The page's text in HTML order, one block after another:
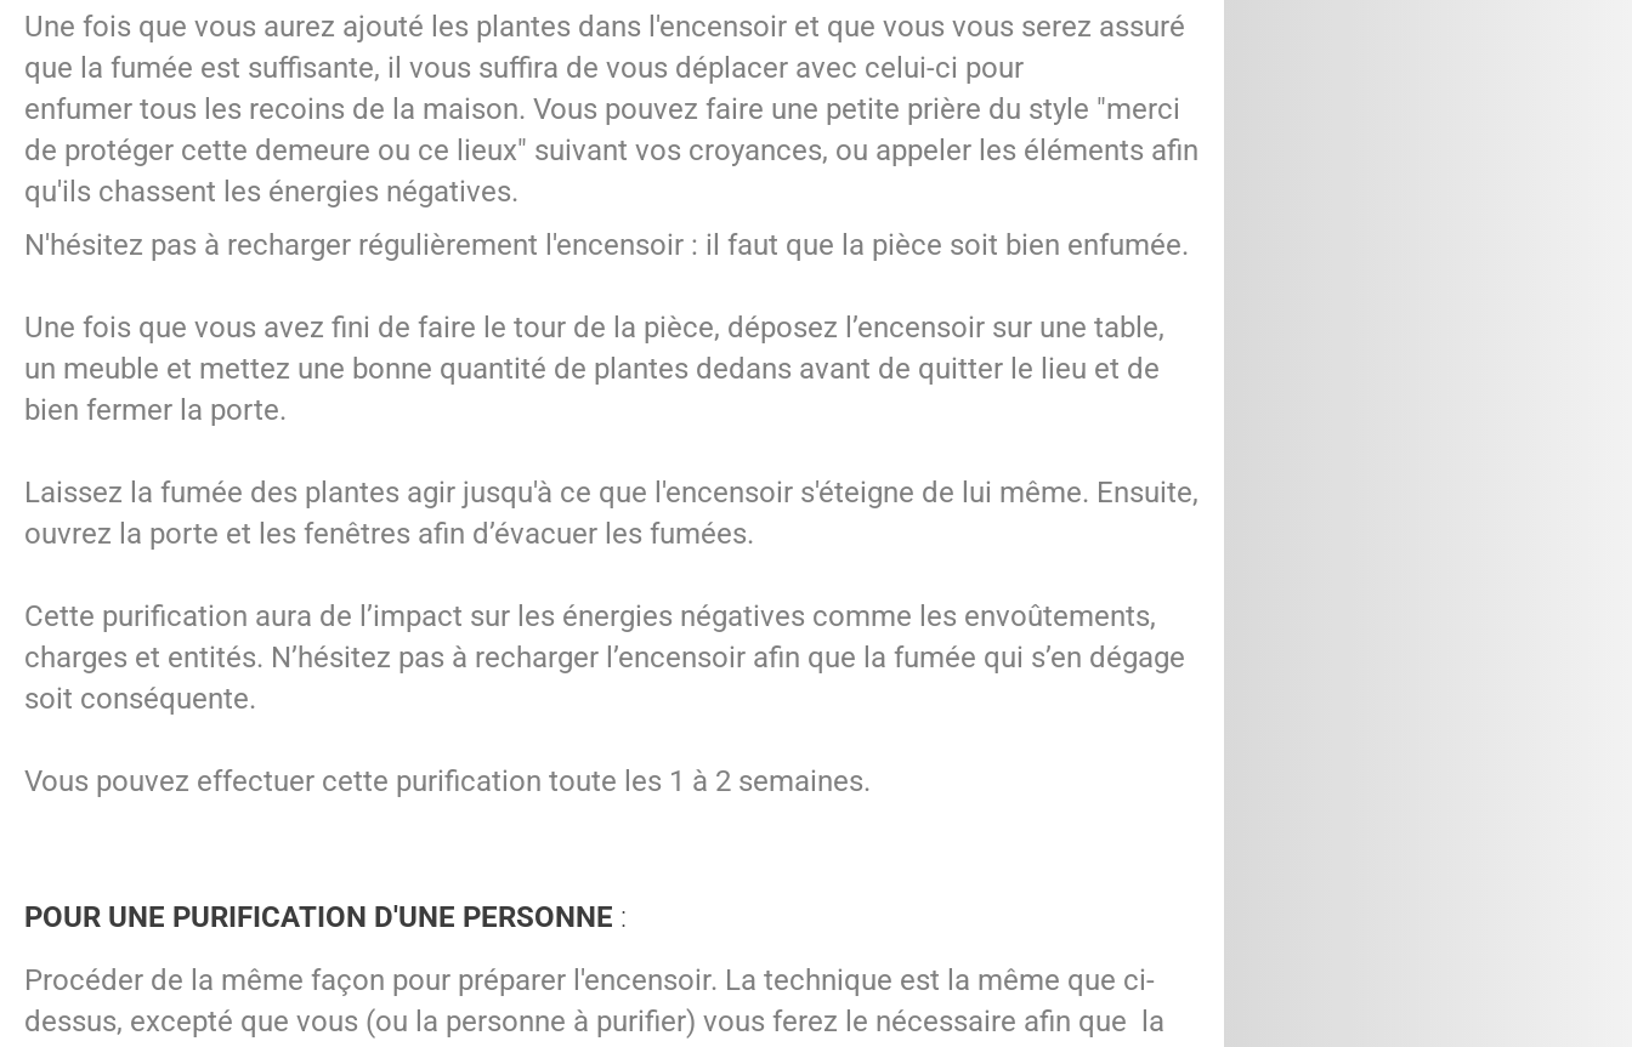
Une fois que vous aurez ajouté les plantes dans l'encensoir et que vous vous serez assuré
que la fumée est suffisante, il vous suffira de vous déplacer avec celui-ci pour
enfumer tous les recoins de la maison. Vous pouvez faire une petite prière du style "merci
de protéger cette demeure ou ce lieux" suivant vos croyances, ou appeler les éléments afin
qu'ils chassent les énergies négatives.
N'hésitez pas à recharger régulièrement l'encensoir : il faut que la pièce soit bien enfumée.
Une fois que vous avez fini de faire le tour de la pièce, déposez l’encensoir sur une table,
un meuble et mettez une bonne quantité de plantes dedans avant de quitter le lieu et de
bien fermer la porte.
Laissez la fumée des plantes agir jusqu'à ce que l'encensoir s'éteigne de lui même. Ensuite,
ouvrez la porte et les fenêtres afin d’évacuer les fumées.
Cette purification aura de l’impact sur les énergies négatives comme les envoûtements,
charges et entités. N’hésitez pas à recharger l’encensoir afin que la fumée qui s’en dégage
soit conséquente.
Vous pouvez effectuer cette purification toute les 1 à 2 semaines.
POUR UNE PURIFICATION D'UNE PERSONNE :
Procéder de la même façon pour préparer l'encensoir. La technique est la même que ci-
dessus, excepté que vous (ou la personne à purifier) vous ferez le nécessaire afin que la